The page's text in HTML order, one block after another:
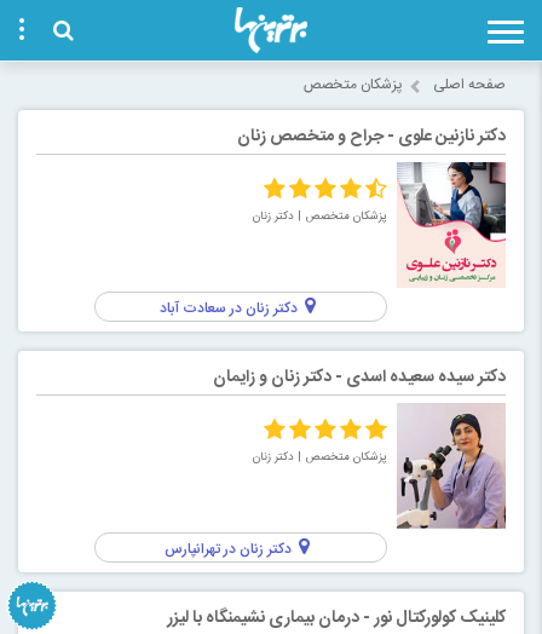
صفحه اصلی پزشکان متخصص
دکتر نازنین علوی - جراح و متخصص زنان
پزشکان متخصص | دکتر زنان
دکتر زنان در سعادت آباد
دکتر سیده سعیده اسدی - دکتر زنان و زایمان
پزشکان متخصص | دکتر زنان
دکتر زنان در تهرانپارس
کلینیک کولورکتال نور - درمان بيماری نشيمنگاه با ليزر